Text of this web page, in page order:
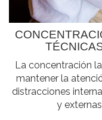
La concentración
mantener la
distracciones
y